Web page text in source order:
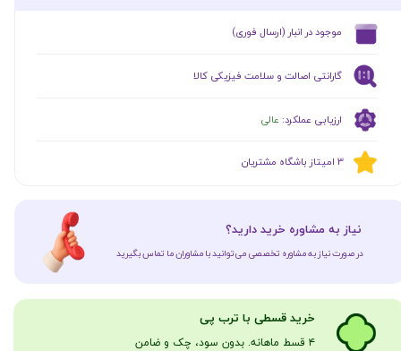
گارانتی اصالت و سلامت فیزیکی کالا
ارزیابی عملکرد: عالی
​موجود در انبار (ارسال فوری)
​​3 امیتاز باشگاه مشتریان
​نیاز به مشاوره خرید دارید؟
در صورت نیاز به مشاوره تخصصی می‌توانید با مشاوران ما تماس بگیرید
​​​خرید قسطی با ترب پی
۴ قسط ماهانه. بدون سود، چک و ضامن​​​​​​​